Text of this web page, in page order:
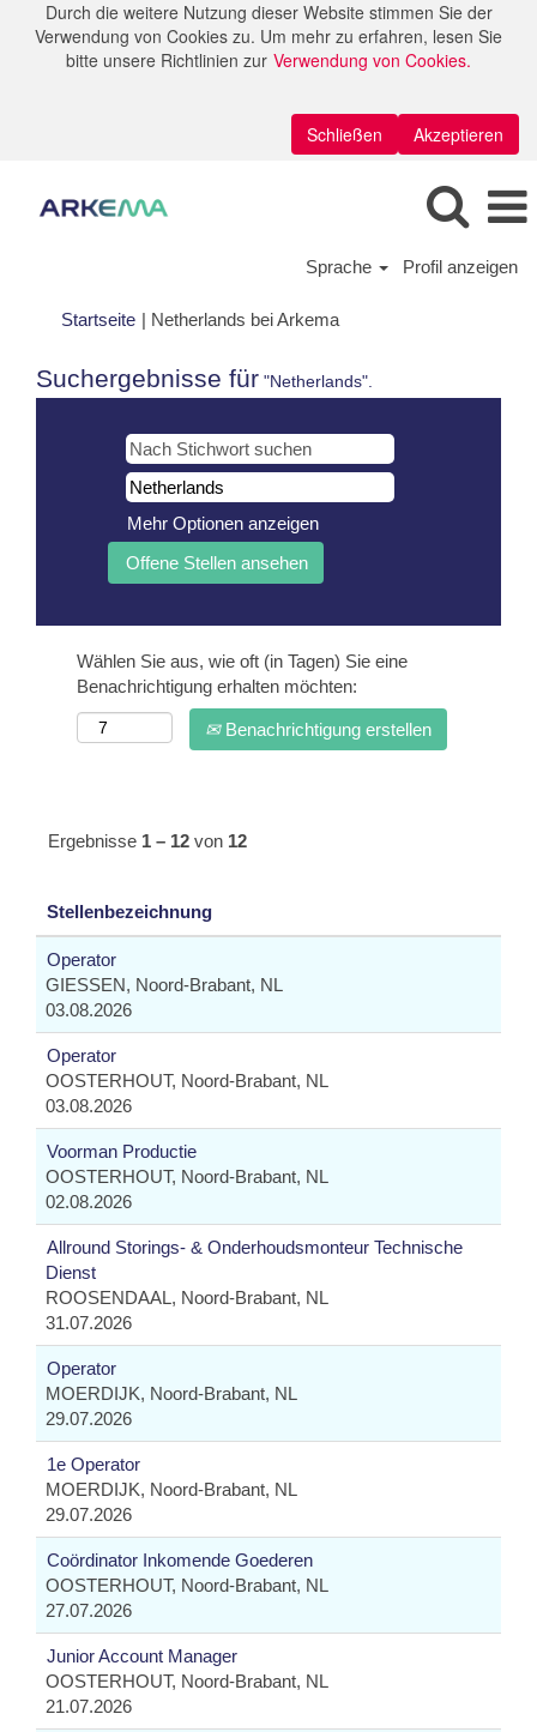
Durch die weitere Nutzung dieser Website stimmen Sie der
Verwendung von Cookies zu. Um mehr zu erfahren, lesen Sie
bitte unsere Richtlinien zur Verwendung von Cookies.
Akzeptieren
Schließen
Sprache Profil anzeigen
Startseite | Netherlands bei Arkema(aktuelle
Suchergebnisse für "Netherlands".
Mehr Optionen anzeigen
Wählen Sie aus, wie oft (in Tagen) Sie eine
Benachrichtigung erhalten möchten:
Benachrichtigung erstellen
Ergebnisse 1 – 12 von 12
Stellenbezeichnung
Operator
GIESSEN, Noord-Brabant, NL
03.08.2026
Operator
OOSTERHOUT, Noord-Brabant, NL
03.08.2026
Voorman Productie
OOSTERHOUT, Noord-Brabant, NL
02.08.2026
Allround Storings- & Onderhoudsmonteur Technische
Dienst
ROOSENDAAL, Noord-Brabant, NL
31.07.2026
Operator
MOERDIJK, Noord-Brabant, NL
29.07.2026
1e Operator
MOERDIJK, Noord-Brabant, NL
29.07.2026
Coördinator Inkomende Goederen
OOSTERHOUT, Noord-Brabant, NL
27.07.2026
Junior Account Manager
OOSTERHOUT, Noord-Brabant, NL
21.07.2026